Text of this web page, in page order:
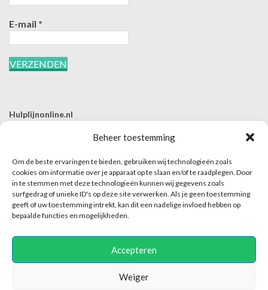
Beheer toestemming
Om de beste ervaringen te bieden, gebruiken wij technologieën zoals
cookies om informatie over je apparaat op te slaan en/of te raadplegen. Door
in te stemmen met deze technologieën kunnen wij gegevens zoals
surfgedrag of unieke ID's op deze site verwerken. Als je geen toestemming
geeft of uw toestemming intrekt, kan dit een nadelige invloed hebben op
bepaalde functies en mogelijkheden.
Accepteren
Weiger
E-mail *
Hulplijnonline.nl
E | info@hulplijnonline.nl
Contactformulier
Over Hulplijnonline.nl
Het team van Hulplijnonline.nl